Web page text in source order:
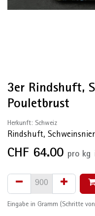
3er Rindshuft,
Pouletbrust
Herkunft: Schweiz
Rindshuft,
CHF 64.00 pro kg
Eingabe in Gramm (Schritte